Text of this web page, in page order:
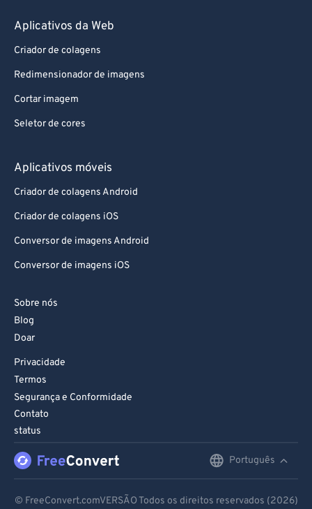
Aplicativos da Web
Criador de colagens
Redimensionador de imagens
Cortar imagem
Seletor de cores
Aplicativos móveis
Criador de colagens Android
Criador de colagens iOS
Conversor de imagens Android
Conversor de imagens iOS
Sobre nós
Blog
Doar
Privacidade
Termos
Segurança e Conformidade
Contato
status
Português
© FreeConvert.comVERSÃO Todos os direitos reservados (2026)